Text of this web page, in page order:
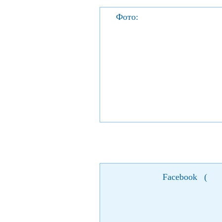
Фото:
Facebook (